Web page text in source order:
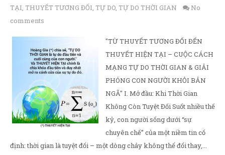
TẠI, THUYẾT TƯƠNG ĐỐI, TỰ DO, TỰ DO THỜI GIAN
No
comments
"TỪ THUYẾT TƯƠNG ĐỐI ĐẾN
THUYẾT HIỆN TẠI – CUỘC CÁCH
MẠNG TỰ DO THỜI GIAN & GIẢI
PHÓNG CON NGƯỜI KHỎI BẢN
NGÃ" I. Mở đầu: Khi Thời Gian
Không Còn Tuyệt Đối Suốt nhiều thế
kỷ, con người sống dưới “sự
chuyên chế” của một niềm tin cố
định: thời gian là tuyệt đối – một dòng chảy không thể đổi thay,...